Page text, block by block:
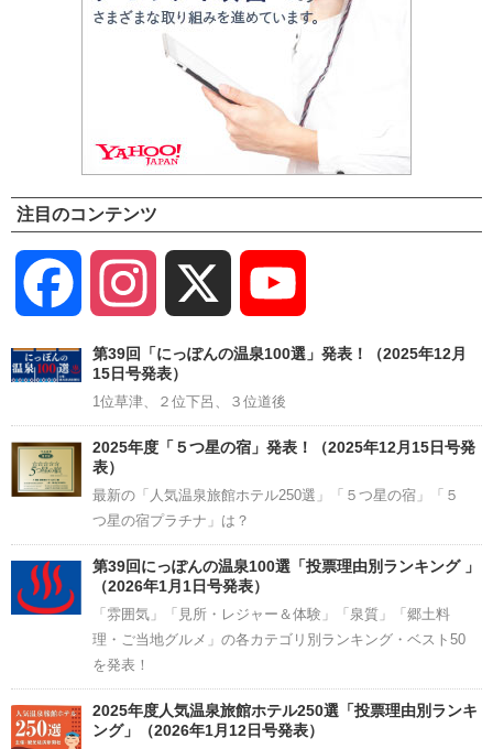
注目のコンテンツ
Facebook Instagram
Channel
第39回「にっぽんの温泉100選」発表！（2025年12月
15日号発表）
1位草津、２位下呂、３位道後
2025年度「５つ星の宿」発表！（2025年12月15日号発
表）
最新の「人気温泉旅館ホテル250選」「５つ星の宿」「５
つ星の宿プラチナ」は？
第39回にっぽんの温泉100選「投票理由別ランキング 」
（2026年1月1日号発表）
「雰囲気」「見所・レジャー＆体験」「泉質」「郷土料
理・ご当地グルメ」の各カテゴリ別ランキング・ベスト50
を発表！
2025年度人気温泉旅館ホテル250選「投票理由別ランキ
ング」（2026年1月12日号発表）